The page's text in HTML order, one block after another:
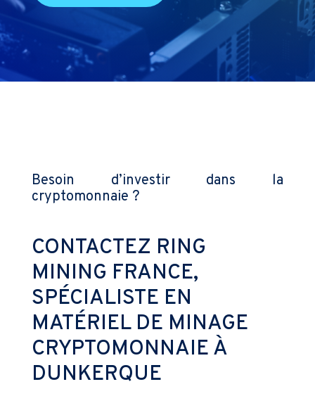
Besoin d’investir dans la
cryptomonnaie ?
CONTACTEZ RING
MINING FRANCE,
SPÉCIALISTE EN
MATÉRIEL DE MINAGE
CRYPTOMONNAIE À
DUNKERQUE